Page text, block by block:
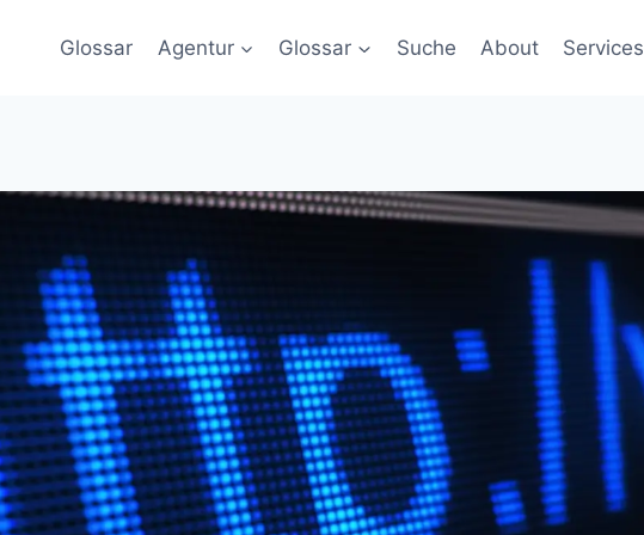
Glossar Agentur Glossar Suche About Services